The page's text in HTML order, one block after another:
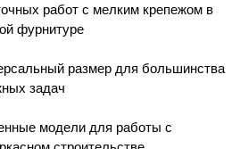
работ с мелким крепежом в
фурнитуре
размер для большинства
задач
модели для работы с